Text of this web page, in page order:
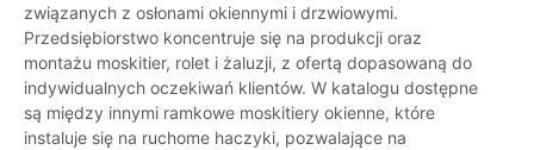
związanych z osłonami okiennymi i drzwiowymi.
Przedsiębiorstwo koncentruje się na produkcji oraz
montażu moskitier, rolet i żaluzji, z ofertą dopasowaną do
indywidualnych oczekiwań klientów. W katalogu dostępne
są między innymi ramkowe moskitiery okienne, które
instaluje się na ruchome haczyki, pozwalające na